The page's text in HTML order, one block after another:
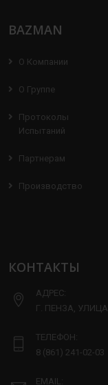
BAZMAN
О Компании
О Группе
Протоколы
Испытаний
Партнерам
Производство
КОНТАКТЫ
АДРЕС:
Г. ПЕНЗА,
ТЕЛЕФОН:
8 (861) 241-02-03
EMAIL: